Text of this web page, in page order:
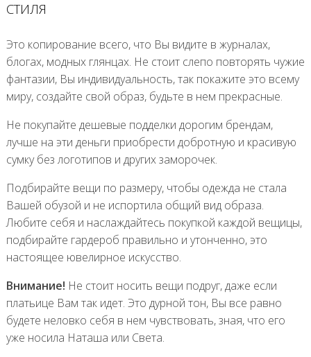
СТИЛЯ
Это копирование всего, что Вы видите в журналах,
блогах, модных глянцах. Не стоит слепо повторять чужие
фантазии, Вы индивидуальность, так покажите это всему
миру, создайте свой образ, будьте в нем прекрасные.
Не покупайте дешевые подделки дорогим брендам,
лучше на эти деньги приобрести добротную и красивую
сумку без логотипов и других заморочек.
Подбирайте вещи по размеру, чтобы одежда не стала
Вашей обузой и не испортила общий вид образа.
Любите себя и наслаждайтесь покупкой каждой вещицы,
подбирайте гардероб правильно и утонченно, это
настоящее ювелирное искусство.
Внимание! Не стоит носить вещи подруг, даже если
платьице Вам так идет. Это дурной тон, Вы все равно
будете неловко себя в нем чувствовать, зная, что его
уже носила Наташа или Света.